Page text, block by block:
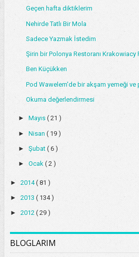
Geçen hafta diktiklerim
Nehirde Tatlı Bir Mola
Sadece Yazmak İstedim
Şirin bir Polonya Restoranı Krakowiacy
Ben Küçükken
Pod Wawelem'de bir akşam yemeği ve
Okuma değerlendirmesi
► Mayıs ( 21 )
► Nisan ( 19 )
► Şubat ( 6 )
► Ocak ( 2 )
► 2014( 81 )
► 2013 ( 134 )
► 2012 ( 29 )
BLOGLARIM